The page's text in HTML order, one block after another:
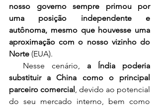
nosso governo sempre primou por
uma posição independente e
autônoma, mesmo que houvesse uma
aproximação com o nosso vizinho do
Norte (EUA).
  Nesse cenário,
a Índia poderia
substituir a China como o principal
parceiro comercial , devido ao potencial
do seu mercado interno, bem como